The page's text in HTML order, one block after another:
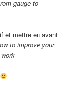
gauge to
et mettre en avant
to improve your